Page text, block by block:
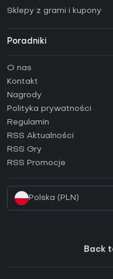
Sklepy z grami i kupony
Poradniki
Poradniki
Jak aktywować klucz
Jak aktywować klucz Epic
Jak aktywować klucz
Jak aktywować klucz
O nas
Kontakt
Nagrody
Polityka prywatności
Regulamin
RSS Aktualności
RSS Gry
RSS Promocje
Polska (PLN)
Back